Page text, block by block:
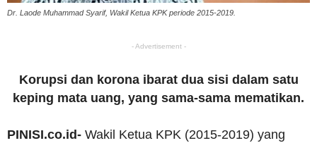
Dr. Laode Muhammad Syarif, Wakil Ketua KPK periode 2015-2019.
- Advertisement -
Korupsi dan korona ibarat dua sisi dalam satu
keping mata uang, yang sama-sama mematikan.
PINISI.co.id- Wakil Ketua KPK (2015-2019) yang